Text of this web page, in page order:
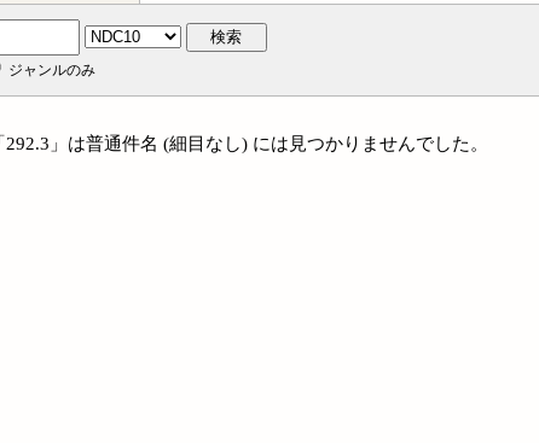
検索
ジャンルのみ
」は普通件名 (細目なし) には見つかりませんでした。